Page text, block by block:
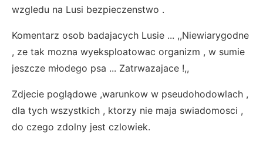
wzgledu na Lusi bezpieczenstwo .
Komentarz osob badajacych Lusie ... ,,Niewiarygodne
, ze tak mozna wyeksploatowac organizm , w sumie
jeszcze młodego psa ... Zatrwazajace !,,
Zdjecie poglądowe ,warunkow w pseudohodowlach ,
dla tych wszystkich , ktorzy nie maja swiadomosci ,
do czego zdolny jest czlowiek.